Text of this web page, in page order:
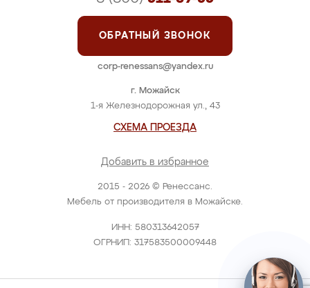
2015 - 2026 © Ренессанс.
Мебель от производителя в Можайске.
ИНН: 580313642057
ОГРНИП: 317583500009448
г. Можайск
1-я Железнодорожная ул., 43
СХЕМА ПРОЕЗДА
Добавить в избранное
ОБРАТНЫЙ ЗВОНОК
corp-renessans@yandex.ru